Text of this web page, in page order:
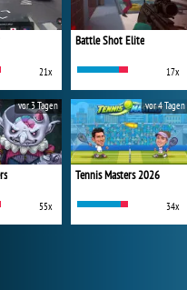
21x
Battle Shot Elite
17x
55x
vor 3 Tagen
Tennis Masters 2026
34x
vor 4 Tagen